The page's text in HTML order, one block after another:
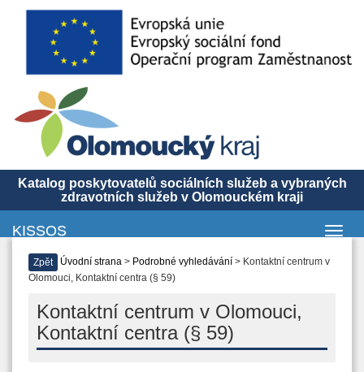
Katalog poskytovatelů sociálních služeb a vybraných
zdravotních služeb v Olomouckém kraji
KISSOS
Zpět Úvodní strana > Podrobné vyhledávání > Kontaktní centrum v
Olomouci, Kontaktní centra (§ 59)
Kontaktní centrum v Olomouci,
Kontaktní centra (§ 59)